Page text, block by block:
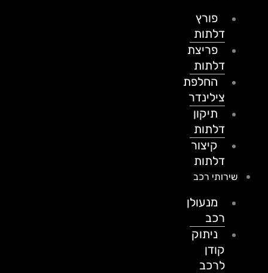
פורץ
דלתות
פריצת
דלתות
החלפת
צילינדר
תיקון
דלתות
קיצור
דלתות
שירותי רכב
מנעולן
ניתוק
לרכב